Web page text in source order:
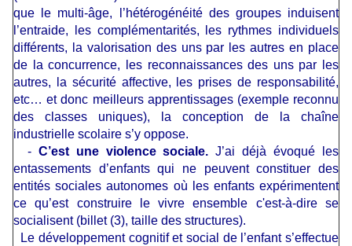
que le multi-âge, l’hétérogénéité des groupes induisent
l’entraide, les complémentarités, les rythmes individuels
différents, la valorisation des uns par les autres en place
de la concurrence, les reconnaissances des uns par les
autres, la sécurité affective, les prises de responsabilité,
etc… et donc meilleurs apprentissages (exemple reconnu
des classes uniques), la conception de la chaîne
industrielle scolaire s’y oppose.
- C’est une violence sociale.J’ai déjà évoqué les
entassements d’enfants qui ne peuvent constituer des
entités sociales autonomes où les enfants expérimentent
ce qu’est construire le vivre ensemble c'est-à-dire se
socialisent (billet (3), taille des structures).
Le développement cognitif et social de l’enfant s’effectue